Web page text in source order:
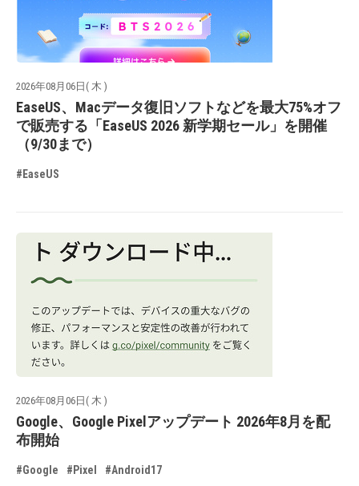
2026年08月06日( 木 )
EaseUS、Macデータ復旧ソフトなどを最大75%オフ
で販売する「EaseUS 2026 新学期セール」を開催
（9/30まで）
#EaseUS
2026年08月06日( 木 )
Google、Google Pixelアップデート 2026年8月を配
布開始
#Google #Pixel #Android17